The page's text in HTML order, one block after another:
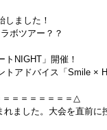
しました！
ボツアー？？
NIGHT」開催！
トアドバイス「Smile
＝＝＝＝＝＝＝△
ました。大会を直前